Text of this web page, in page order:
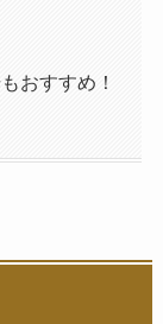
おすすめ！